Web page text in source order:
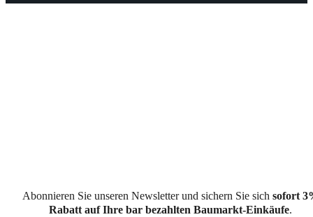
Abonnieren Sie unseren Newsletter und sichern Sie sich sofort
Rabatt auf Ihre bar bezahlten Baumarkt-Einkäufe.